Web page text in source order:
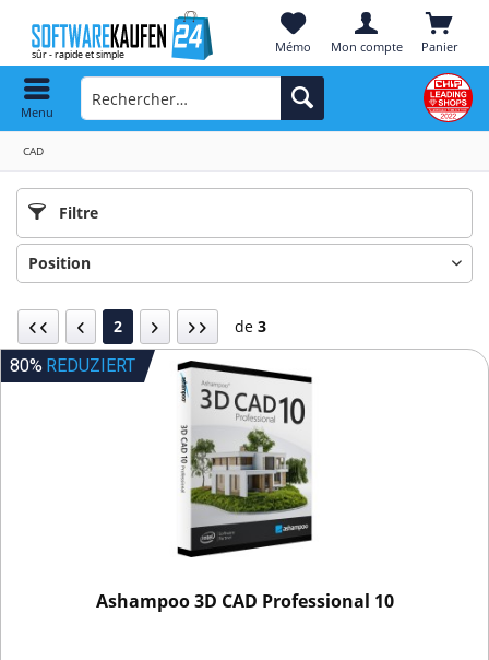
Panier
Mémo Mon compte
Menu
CAD
Filtre
2 de 3
80% REDUZIERT
Ashampoo 3D CAD Professional 10